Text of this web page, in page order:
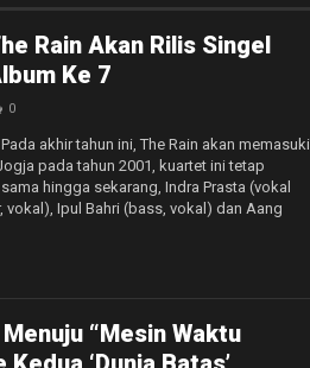
Rain Akan Rilis Singel
Ke 7
0
akhir tahun ini, The Rain akan memasuki
pada tahun 2001, kuartet ini tetap
hingga sekarang, Indra Prasta (vokal
vokal), Ipul Bahri (bass, vokal) dan Aang
“Mesin Waktu